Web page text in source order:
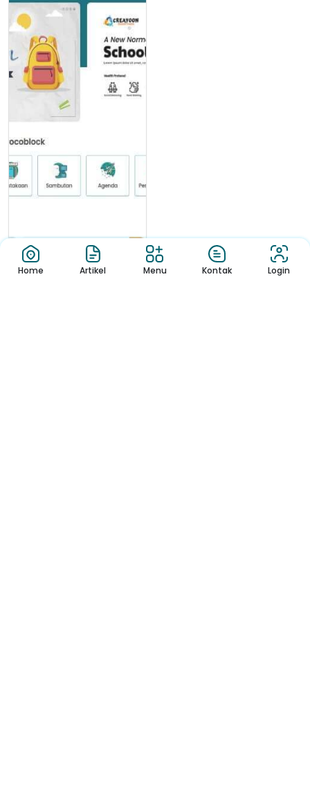
Home Artikel Menu Kontak Login